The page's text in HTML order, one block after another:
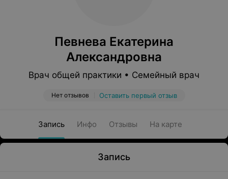
Певнева Екатерина
Александровна
Врач общей практики • Семейный врач
Нет отзывов Оставить первый отзыв
Запись Инфо Отзывы На карте
Запись